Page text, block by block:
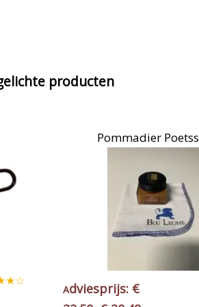
producten
Pedicare zalf tegen
€12.99